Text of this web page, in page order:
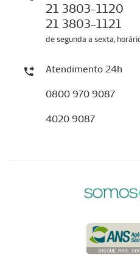
21 3803-1120
21 3803-1121
de segunda a sexta,
Atendimento 24h
0800 970 9087
4020 9087